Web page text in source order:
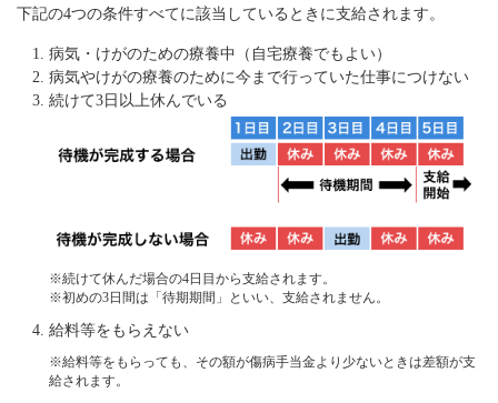
下記の4つの条件すべてに該当しているときに支給されます。
病気・けがのための療養中（自宅療養でもよい）
病気やけがの療養のために今まで行っていた仕事につけない
続けて3日以上休んでいる
※続けて休んだ場合の4日目から支給されます。
※初めの3日間は「待期期間」といい、支給されません。
給料等をもらえない
※給料等をもらっても、その額が傷病手当金より少ないときは差額が支
給されます。